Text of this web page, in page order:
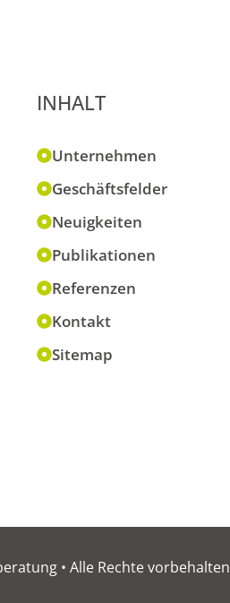
INHALT
Unternehmen
Geschäftsfelder
Neuigkeiten
Publikationen
Referenzen
Kontakt
Sitemap
• Alle Rechte vorbehalten